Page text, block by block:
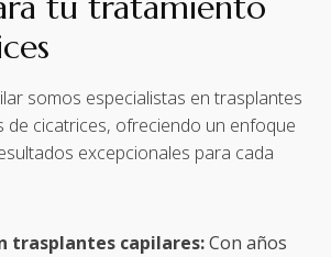
somos especialistas en trasplantes
de cicatrices, ofreciendo un enfoque
excepcionales para cada
trasplantes capilares:Con años